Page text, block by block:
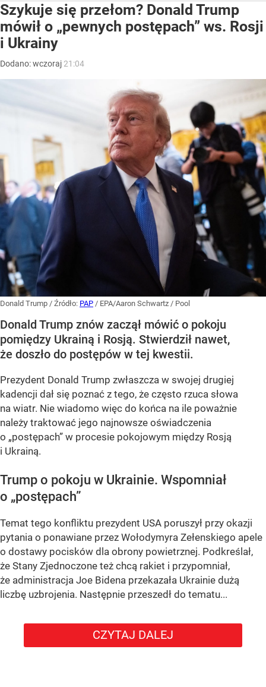
Szykuje się przełom? Donald Trump
mówił o „pewnych postępach” ws. Rosji
i Ukrainy
Dodano:wczoraj 21:04
Donald Trump / Źródło: PAP / EPA/Aaron Schwartz / Pool
Donald Trump znów zaczął mówić o pokoju
pomiędzy Ukrainą i Rosją. Stwierdził nawet,
że doszło do postępów w tej kwestii.
Prezydent Donald Trump zwłaszcza w swojej drugiej
kadencji dał się poznać z tego, że często rzuca słowa
na wiatr. Nie wiadomo więc do końca na ile poważnie
należy traktować jego najnowsze oświadczenia
o „postępach” w procesie pokojowym między Rosją
i Ukrainą.
Trump o pokoju w Ukrainie. Wspomniał
o „postępach”
Temat tego konfliktu prezydent USA poruszył przy okazji
pytania o ponawiane przez Wołodymyra Zełenskiego apele
o dostawy pocisków dla obrony powietrznej. Podkreślał,
że Stany Zjednoczone też chcą rakiet i przypomniał,
że administracja Joe Bidena przekazała Ukrainie dużą
liczbę uzbrojenia. Następnie przeszedł do tematu...
CZYTAJ DALEJ